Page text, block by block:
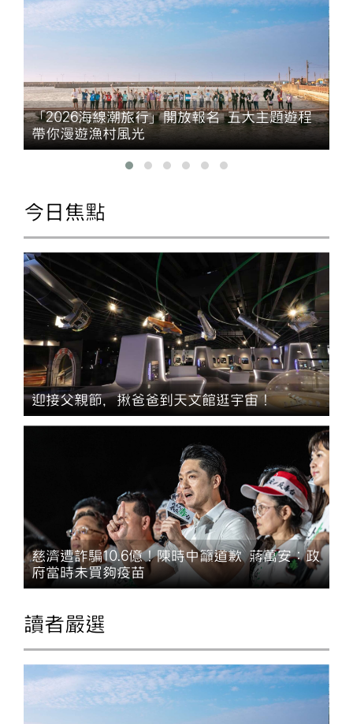
「2026海線潮旅行」開放報名 五大主題遊程
帶你漫遊漁村風光
今日焦點
迎接父親節，揪爸爸到天文館逛宇宙！
慈濟遭詐騙10.6億！陳時中籲道歉 蔣萬安：政
府當時未買夠疫苗
讀者嚴選